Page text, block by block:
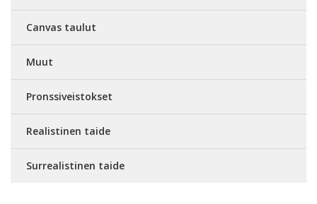
Canvas taulut
Muut
Pronssiveistokset
Realistinen taide
Surrealistinen taide